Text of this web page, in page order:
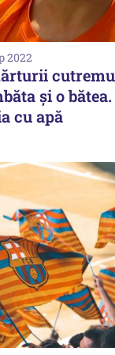
2022
și o
cu apă